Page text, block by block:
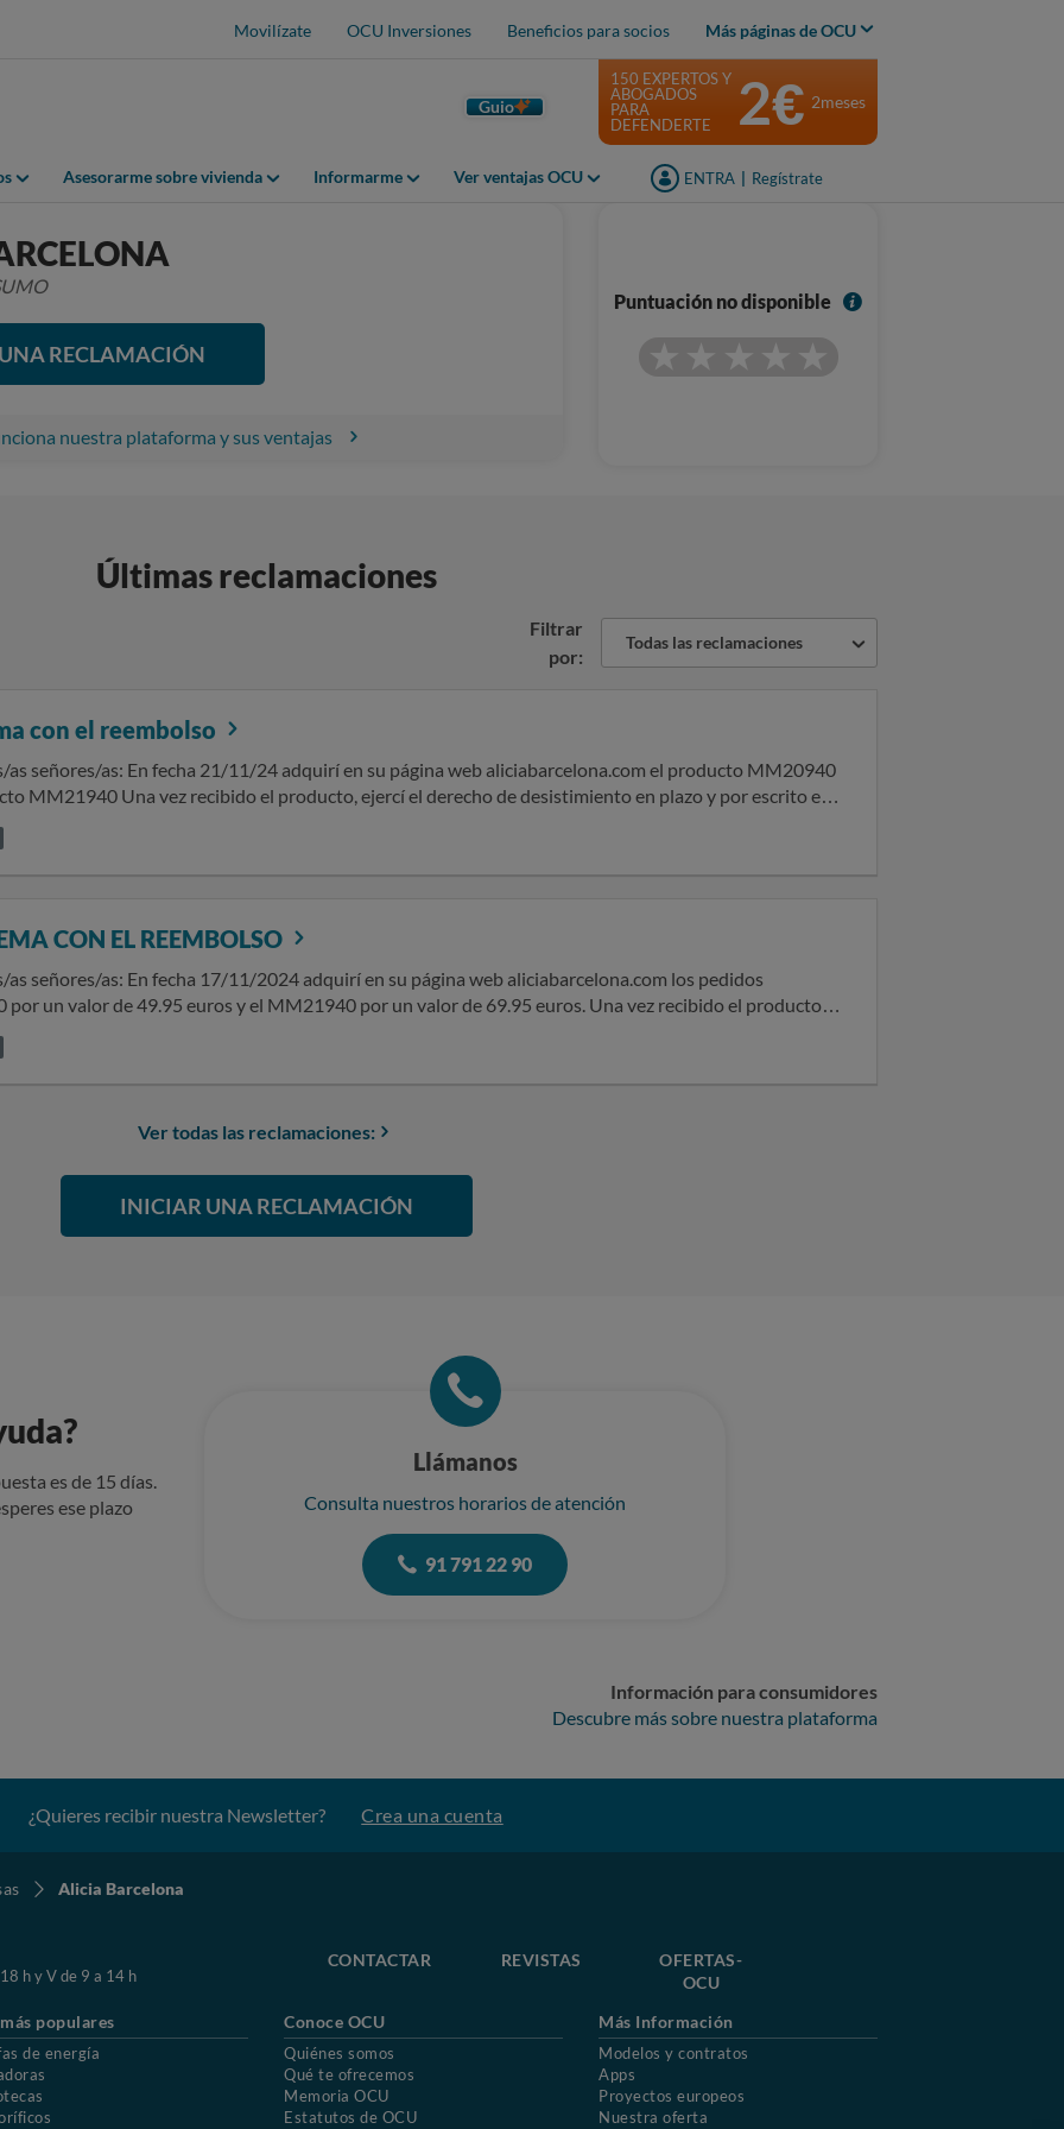
Movilízate OCU Inversiones Beneficios para socios Más páginas de OCU
Guio
Asesorarme sobre vivienda Informarme Ver ventajas OCU ENTRA Regístrate
150 EXPERTOS Y
ABOGADOS
PARA
DEFENDERTE
2€ 2meses
RECLAMACIÓN
nuestra plataforma y sus ventajas
Puntuación no disponible
I
Últimas reclamaciones
Filtrar
por:
Todas las reclamaciones
con el reembolso
en su página web aliciabarcelona.com el producto MM20940
ejercí el derecho de desistimiento en plazo y por escrito en
MM21940 El producto fue recogido en fecha 27/11/2024 y a pesar de estar
diariamente desde esa fecha no me han facilitado ni etiqueta de devolución, ni donde llevarlo y a
CON EL REEMBOLSO
adquirí en su página web aliciabarcelona.com los pedidos
un valor de 49.95 euros y el MM21940 por un valor de 69.95 euros. Una vez recibido el producto,
de desistimiento en plazo y por escrito en fecha 29/11/2024 de uno de los 2 productos, el pedido
un valor de 69.95 euros. Desde entonces les he enviado correos electrónicos diariamente
recibido contestación alguna por su parte a pesar de haber enviado mail diariamente. Solicito, tal y
atentamente. Alicia
Ver todas las reclamaciones:
INICIAR UNA RECLAMACIÓN
es de 15 días.
ese plazo
Llámanos
Consulta nuestros horarios de atención
91 791 22 90
Información para consumidores
Descubre más sobre nuestra plataforma
¿Quieres recibir nuestra Newsletter? Crea una cuenta
Alicia Barcelona
h y V de 9 a 14 h
CONTACTAR REVISTAS
OFERTAS-
OCU
populares
de energía
Conoce OCU
Quiénes somos
Qué te ofrecemos
Memoria OCU
Estatutos de OCU
Más Información
Modelos y contratos
Apps
Proyectos europeos
Nuestra oferta